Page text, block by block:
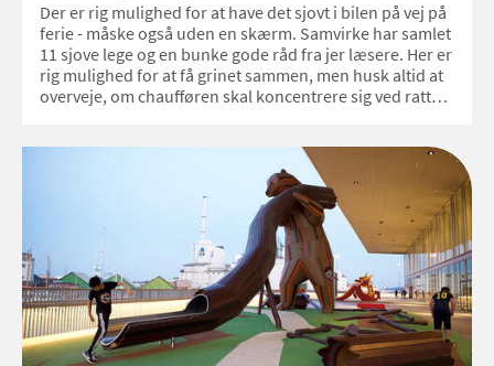
Der er rig mulighed for at have det sjovt i bilen på vej på
ferie - måske også uden en skærm. Samvirke har samlet
11 sjove lege og en bunke gode råd fra jer læsere. Her er
rig mulighed for at få grinet sammen, men husk altid at
overveje, om chaufføren skal koncentrere sig ved rattet